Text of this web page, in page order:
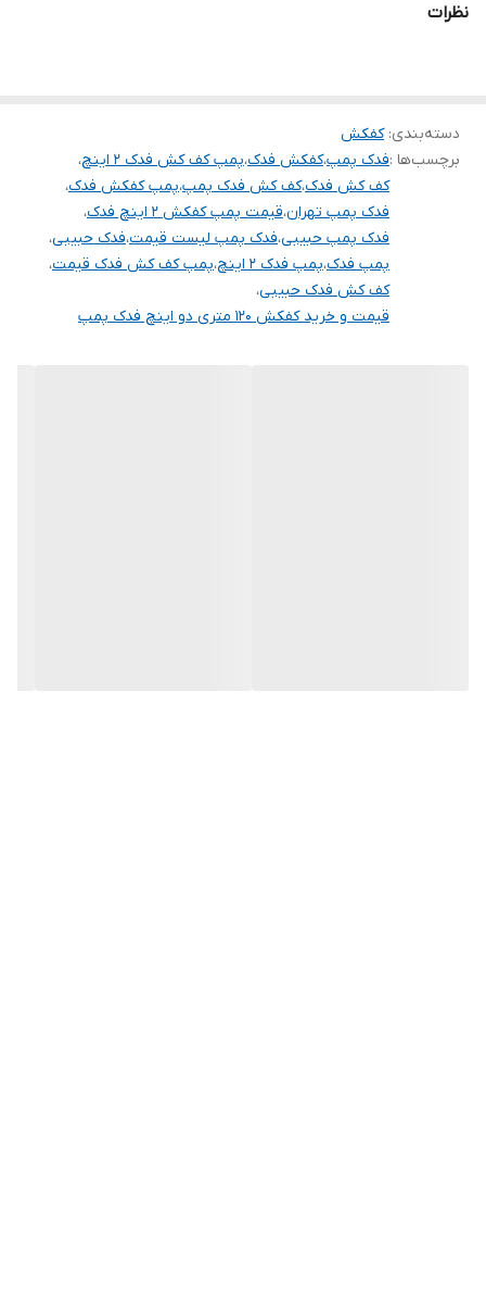
(لیتردردقیقه)
نظرات
دسته‌بندی:کفکش
برچسب‌ها :فدک پمپ،کفکش فدک،پمپ کف کش فدک 2 اینچ
،
کف کش فدک،کف کش فدک پمپ،پمپ کفکش فدک،
فدک پمپ تهران،قیمت پمپ کفکش 2 اینچ فدک
،
فدک پمپ حبیبی،فدک پمپ لیست قیمت،فدک حبیبی،
پمپ فدک،پمپ فدک 2 اینچ ،پمپ کف کش فدک قیمت،
کف کش فدک حبیبی،
قیمت و خرید کفکش 120 متری دو اینچ فدک پمپ